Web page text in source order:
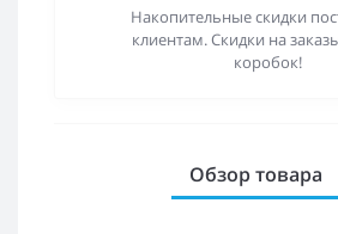
Накопительные скидки
клиентам. Скидки на
коробок!
Обзор товара